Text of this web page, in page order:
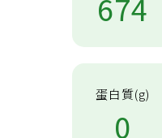
674
蛋白質(g)
0